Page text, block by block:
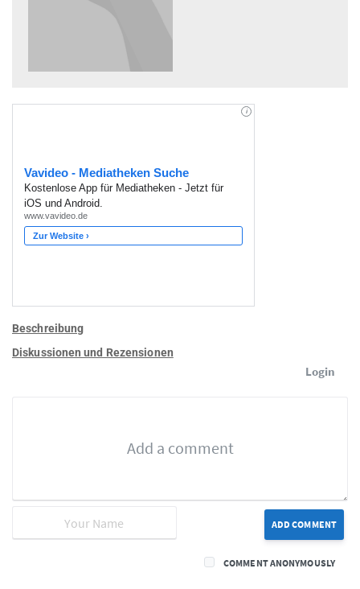
Beschreibung
Diskussionen und Rezensionen
Login
ADD COMMENT
COMMENT ANONYMOUSLY